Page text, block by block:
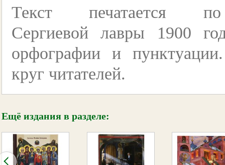
Текст печатается
Сергиевой лавры 1900
орфографии и
круг читателей.
Ещё издания в разделе: